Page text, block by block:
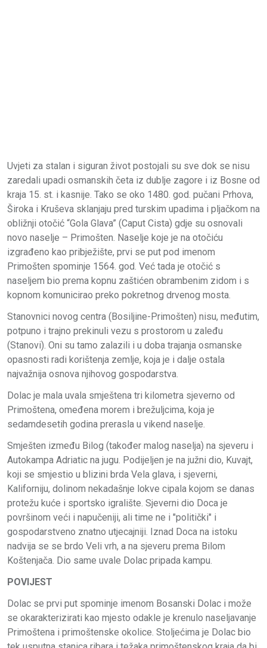
Uvjeti za stalan i siguran život postojali su sve dok se nisu
zaredali upadi osmanskih četa iz dublje zagore i iz Bosne od
kraja 15. st. i kasnije. Tako se oko 1480. god. pučani Prhova,
Široka i Kruševa sklanjaju pred turskim upadima i pljačkom na
obližnji otočić “Gola Glava” (Caput Cista) gdje su osnovali
novo naselje – Primošten. Naselje koje je na otočiću
izgrađeno kao pribježište, prvi se put pod imenom
Primošten spominje 1564. god. Već tada je otočić s
naseljem bio prema kopnu zaštićen obrambenim zidom i s
kopnom komunicirao preko pokretnog drvenog mosta.
Stanovnici novog centra (Bosiljine-Primošten) nisu, međutim,
potpuno i trajno prekinuli vezu s prostorom u zaleđu
(Stanovi). Oni su tamo zalazili i u doba trajanja osmanske
opasnosti radi korištenja zemlje, koja je i dalje ostala
najvažnija osnova njihovog gospodarstva.
Dolac je mala uvala smještena tri kilometra sjeverno od
Primoštena, omeđena morem i brežuljcima, koja je
sedamdesetih godina prerasla u vikend naselje.
Smješten između Bilog (također malog naselja) na sjeveru i
Autokampa Adriatic na jugu. Podijeljen je na južni dio, Kuvajt,
koji se smjestio u blizini brda Vela glava, i sjeverni,
Kaliforniju, dolinom nekadašnje lokve cipala kojom se danas
protežu kuće i sportsko igralište. Sjeverni dio Doca je
površinom veći i napučeniji, ali time ne i "politički" i
gospodarstveno znatno utjecajniji. Iznad Doca na istoku
nadvija se se brdo Veli vrh, a na sjeveru prema Bilom
Koštenjača. Dio same uvale Dolac pripada kampu.
POVIJEST
Dolac se prvi put spominje imenom Bosanski Dolac i može
se okarakterizirati kao mjesto odakle je krenulo naseljavanje
Primoštena i primoštenske okolice. Stoljećima je Dolac bio